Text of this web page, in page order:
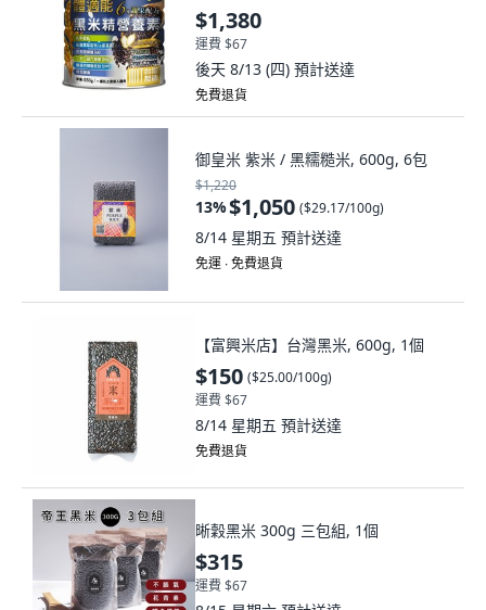
$1,380
運費 $67
後天 8/13 (四) 預計送達
免費退貨
御皇米 紫米 / 黑糯糙米, 600g, 6包
$1,220
13%$1,050 ($29.17/100g)
8/14 星期五 預計送達
免運 ∙ 免費退貨
【富興米店】台灣黑米, 600g, 1個
$150 ($25.00/100g)
運費 $67
8/14 星期五 預計送達
免費退貨
晰穀黑米 300g 三包組, 1個
$315
運費 $67